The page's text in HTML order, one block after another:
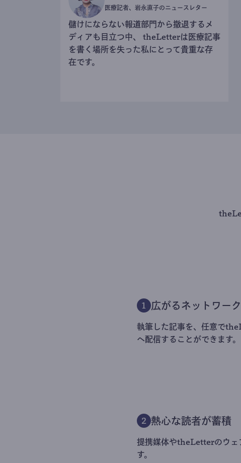
医療記者、岩永直子のニュースレター
儲けにならない報道部門から撤退するメ
ディアも目立つ中、 theLetterは医療記事
を書く場所を失った私にとって貴重な存
在です。
1 広がるネットワーク
執筆した記事を、任意で
へ配信することができます。
2 熱心な読者が蓄積
提携媒体やtheLetterのウェ
す。